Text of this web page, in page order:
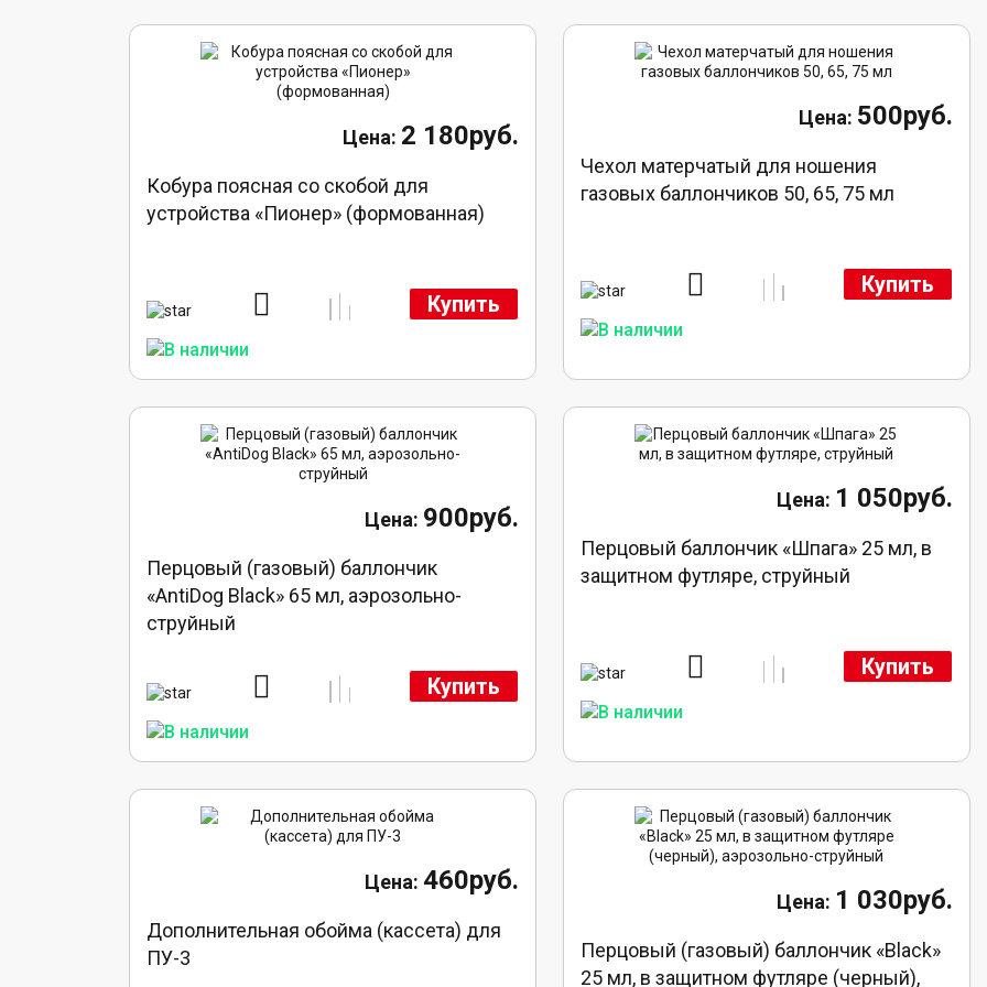
2 180руб.
Кобура поясная со скобой для
устройства «Пионер» (формованная)
Купить
500руб.
Чехол матерчатый для ношения
газовых баллончиков 50, 65, 75 мл
Купить
900руб.
Перцовый (газовый) баллончик
«AntiDog Black» 65 мл, аэрозольно-
струйный
Купить
1 050руб.
Перцовый баллончик «Шпага» 25 мл, в
защитном футляре, струйный
Купить
460руб.
Дополнительная обойма (кассета) для
ПУ-3
1 030руб.
Перцовый (газовый) баллончик «Black»
25 мл, в защитном футляре (черный),